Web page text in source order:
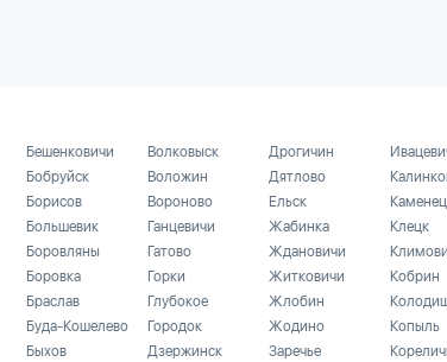
Бешенковичи
Бобруйск
Борисов
Большевик
Боровляны
Боровка
Браслав
Буда-Кошелево
Быхов
Волковыск
Воложин
Вороново
Ганцевичи
Гатово
Горки
Глубокое
Городок
Дзержинск
Дрогичин
Дятлово
Ельск
Жабинка
Ждановичи
Житковичи
Жлобин
Жодино
Заречье
Каменец
Клецк
Кобрин
Копыль